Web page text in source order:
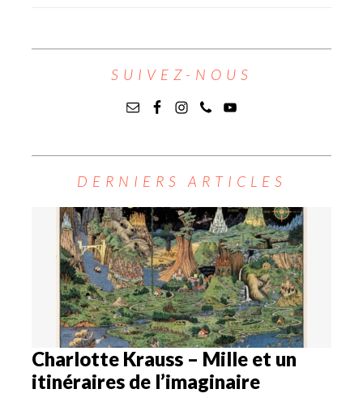
SUIVEZ-NOUS
DERNIERS ARTICLES
Charlotte Krauss – Mille et un
itinéraires de l’imaginaire